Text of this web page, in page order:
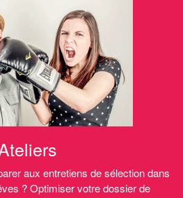
aux entretiens de sélection dans
? Optimiser votre dossier de